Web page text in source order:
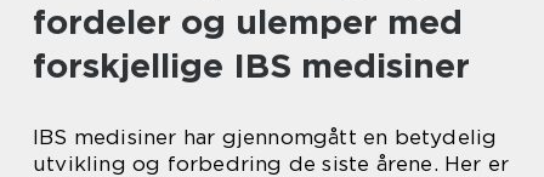
fordeler og ulemper med
forskjellige IBS medisiner
IBS medisiner har gjennomgått en betydelig
utvikling og forbedring de siste årene. Her er